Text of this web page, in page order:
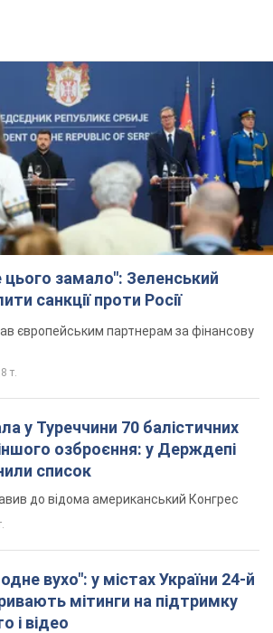
цього замало": Зеленський
санкції проти Росії
європейським партнерам за фінансову
т.
у Туреччини 70 балістичних
озброєння: у Держдепі
список
до відома американський Конгрес
вухо": у містах України 24-й
мітинги на підтримку
і відео